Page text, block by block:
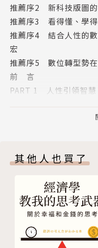
科技、基礎建設、消
農業、運動
推動產業共生的新數
本書以數位生態系的
療、金融、零售、運動
新科技與商業案例，闡
迎向5G的時代，各產業
及化，臺灣需要一個
圈，本書即是一個重
投資銀行超過三十年
artGate）創辦人黃齊
和展望。
推薦序2 新科技版圖
推薦序3 看得懂、學
推薦序4 結合人性的數
宏
推薦序5 數位轉型勢
前 言
PART 1 人性引領智慧
2 智慧城市的基礎建設
4 決戰未來數位新客戶
6 新金融時代的崛起
7 航向智慧醫療新藍海
8 大健康時代需要的智
9 智慧農業翻轉老化
10 AI教練打造運動生
其他人也買了